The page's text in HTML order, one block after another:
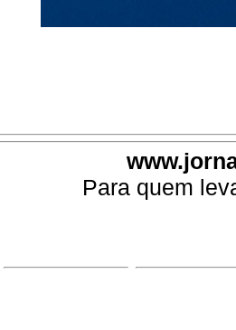
Para quem